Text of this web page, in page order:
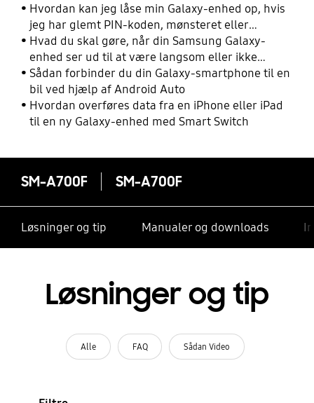
Hvordan kan jeg låse min Galaxy-enhed op, hvis
jeg har glemt PIN-koden, mønsteret eller
adgangskoden?
Hvad du skal gøre, når din Samsung Galaxy-
enhed ser ud til at være langsom eller ikke
reagerer
Sådan forbinder du din Galaxy-smartphone til en
bil ved hjælp af Android Auto
Hvordan overføres data fra en iPhone eller iPad
til en ny Galaxy-enhed med Smart Switch
SM-A700F SM-A700F
Løsninger og tip Manualer og downloads
Løsninger og tip
Alle FAQ Sådan Video